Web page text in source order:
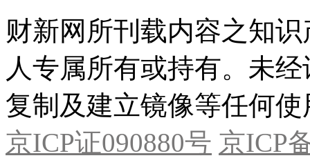
财新网所刊载内容之知
人专属所有或持有。未
复制及建立镜像等任何使
京ICP证090880号 京ICP